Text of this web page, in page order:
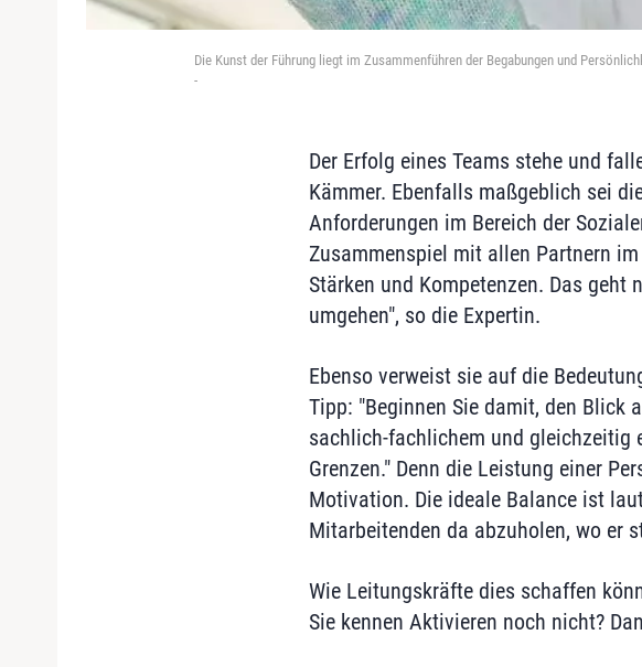
Die Kunst der Führung liegt im Zusammenführen der Begabungen und
-
Der Erfolg eines Teams stehe und
Kämmer. Ebenfalls maßgeblich sei
Anforderungen im Bereich der
Zusammenspiel mit allen Partnern
Stärken und Kompetenzen. Das
umgehen", so die Expertin.
Ebenso verweist sie auf die
Tipp: "Beginnen Sie damit, den Blick
sachlich-fachlichem und gleichzeitig
Grenzen." Denn die Leistung einer
Motivation. Die ideale Balance ist
Mitarbeitenden da abzuholen, wo er
Wie Leitungskräfte dies schaffen
Sie kennen Aktivieren noch nicht?